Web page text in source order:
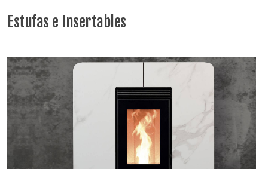
Estufas e Insertables